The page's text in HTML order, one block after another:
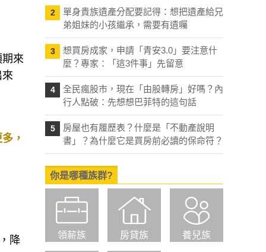
來
2
單身貴族遺產分配要記得：想把遺產給兄
弟姐妹的小孩繼承，需要有遺囑
3
想買房成家，申請「青安3.0」要注意什
麼？專家：「這3件事」先留意
4
全民瘋股市，現在「由股轉房」好嗎？內
行人點破：先想想巴菲特的這句話
5
房屋也有履歷表？什麼是「不動產說明
書」？為什麼它是買房前必讀的保命符？
你是哪種族群?
領薪族 房貸族 養兒族